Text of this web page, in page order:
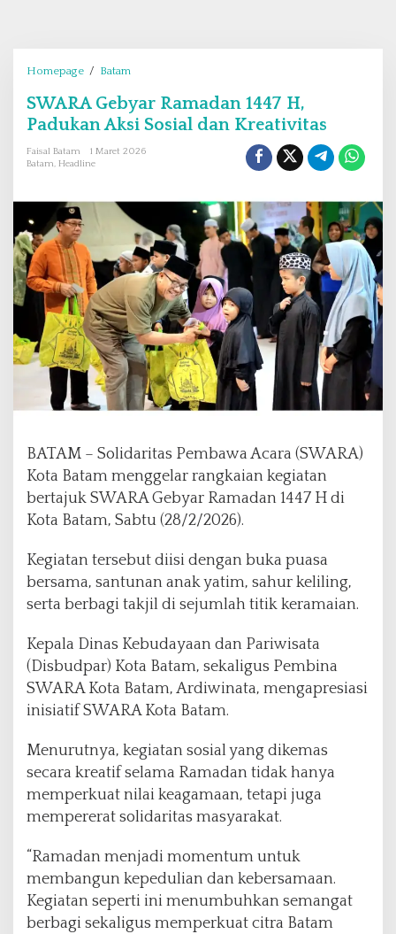
Homepage / Batam
A
R
a
r
R
a
m
a
d
a
n
4
H
,
P
a
k
a
n
k
i
S
o
l
d
a
K
e
a
t
SWARA Gebyar Ramadan 1447 H,
Padukan Aksi Sosial dan Kreativitas
Faisal Batam
1 Maret 2026
Batam, Headline
BATAM – Solidaritas Pembawa Acara (SWARA)
Kota Batam menggelar rangkaian kegiatan
bertajuk SWARA Gebyar Ramadan 1447 H di
Kota Batam, Sabtu (28/2/2026).
Kegiatan tersebut diisi dengan buka puasa
bersama, santunan anak yatim, sahur keliling,
serta berbagi takjil di sejumlah titik keramaian.
Kepala Dinas Kebudayaan dan Pariwisata
(Disbudpar) Kota Batam, sekaligus Pembina
SWARA Kota Batam, Ardiwinata, mengapresiasi
inisiatif SWARA Kota Batam.
Menurutnya, kegiatan sosial yang dikemas
secara kreatif selama Ramadan tidak hanya
memperkuat nilai keagamaan, tetapi juga
mempererat solidaritas masyarakat.
“Ramadan menjadi momentum untuk
membangun kepedulian dan kebersamaan.
Kegiatan seperti ini menumbuhkan semangat
berbagi sekaligus memperkuat citra Batam